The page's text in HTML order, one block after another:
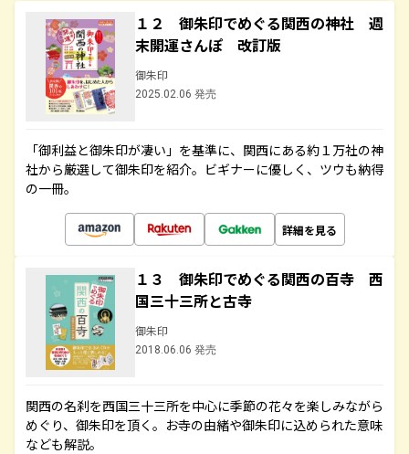
１２ 御朱印でめぐる関西の神社 週
末開運さんぽ 改訂版
御朱印
2025.02.06 発売
「御利益と御朱印が凄い」を基準に、関西にある約１万社の神
社から厳選して御朱印を紹介。ビギナーに優しく、ツウも納得
の一冊。
詳細を見る
１３ 御朱印でめぐる関西の百寺 西
国三十三所と古寺
御朱印
2018.06.06 発売
関西の名刹を西国三十三所を中心に季節の花々を楽しみながら
めぐり、御朱印を頂く。お寺の由緒や御朱印に込められた意味
なども解説。